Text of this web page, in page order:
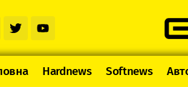
Hardnews Softnews